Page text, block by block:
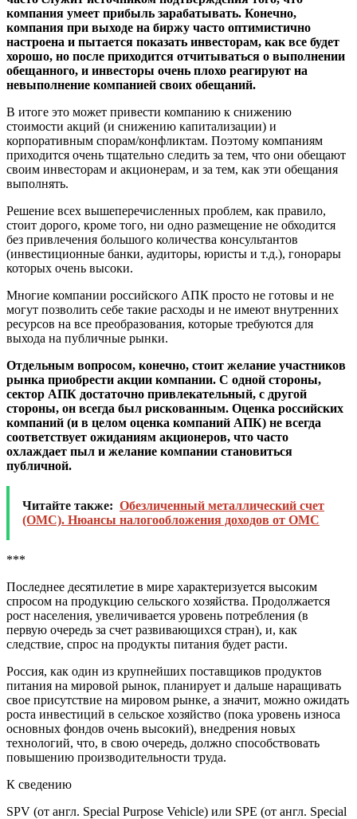
компания умеет прибыль зарабатывать. Конечно,
компания при выходе на биржу часто оптимистично
настроена и пытается показать инвесторам, как все будет
хорошо, но после приходится отчитываться о выполнении
обещанного, и инвесторы очень плохо реагируют на
невыполнение компанией своих обещаний.
В итоге это может привести компанию к снижению
стоимости акций (и снижению капитализации) и
корпоративным спорам/конфликтам. Поэтому компаниям
приходится очень тщательно следить за тем, что они обещают
своим инвесторам и акционерам, и за тем, как эти обещания
выполнять.
Решение всех вышеперечисленных проблем, как правило,
стоит дорого, кроме того, ни одно размещение не обходится
без привлечения большого количества консультантов
(инвестиционные банки, аудиторы, юристы и т.д.), гонорары
которых очень высоки.
Многие компании российского АПК просто не готовы и не
могут позволить себе такие расходы и не имеют внутренних
ресурсов на все преобразования, которые требуются для
выхода на публичные рынки.
Отдельным вопросом, конечно, стоит желание участников
рынка приобрести акции компании. С одной стороны,
сектор АПК достаточно привлекательный, с другой
стороны, он всегда был рискованным. Оценка российских
компаний (и в целом оценка компаний АПК) не всегда
соответствует ожиданиям акционеров, что часто
охлаждает пыл и желание компании становиться
публичной.
Читайте также: Обезличенный металлический счет
(ОМС). Нюансы налогообложения доходов от ОМС
***
Последнее десятилетие в мире характеризуется высоким
спросом на продукцию сельского хозяйства. Продолжается
рост населения, увеличивается уровень потребления (в
первую очередь за счет развивающихся стран), и, как
следствие, спрос на продукты питания будет расти.
Россия, как один из крупнейших поставщиков продуктов
питания на мировой рынок, планирует и дальше наращивать
свое присутствие на мировом рынке, а значит, можно ожидать
роста инвестиций в сельское хозяйство (пока уровень износа
основных фондов очень высокий), внедрения новых
технологий, что, в свою очередь, должно способствовать
повышению производительности труда.
К сведению
SPV (от англ. Special Purpose Vehicle) или SPE (от англ. Special